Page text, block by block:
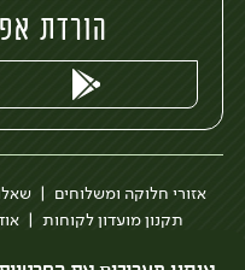
הורדת
אזורי חלוקה ומשלוחים
תקנון מועדון לקוחות